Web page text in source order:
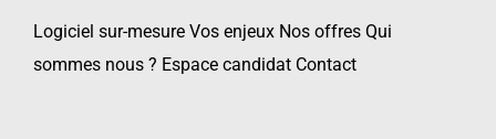
Logiciel sur-mesure Vos enjeux Nos offres Qui
sommes nous ? Espace candidat Contact